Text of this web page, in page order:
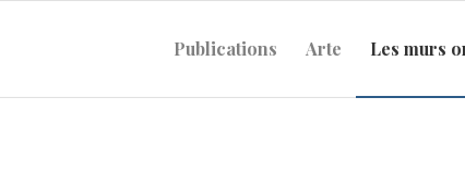
Publications Arte Les murs